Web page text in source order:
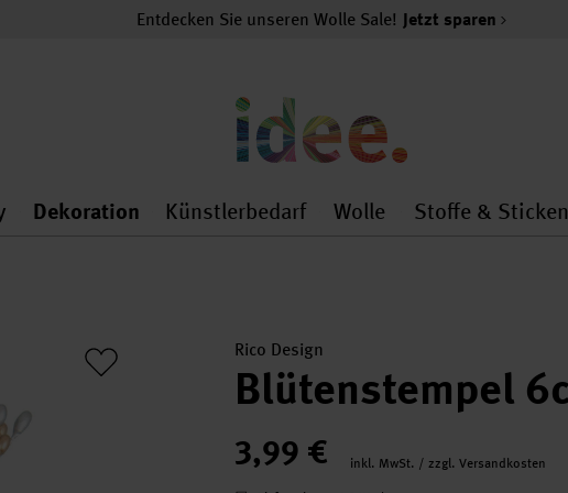
Entdecken Sie unseren Wolle Sale! Jetzt sparen
general.openMenu
Party general.openMenu
Dekoration
Dekoration general.openMenu
Künstlerbedarf
Künstlerbedarf
Wolle
Wolle
Stoffe & Sticken
Rico Design
Blütenstempel
3,99 €
inkl. MwSt. / zzgl. Versandkosten